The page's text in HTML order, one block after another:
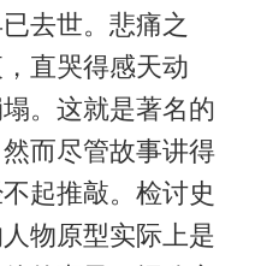
去世。悲痛之
直哭得感天动
。这就是著名的
而尽管故事讲得
起推敲。检讨史
物原型实际上是